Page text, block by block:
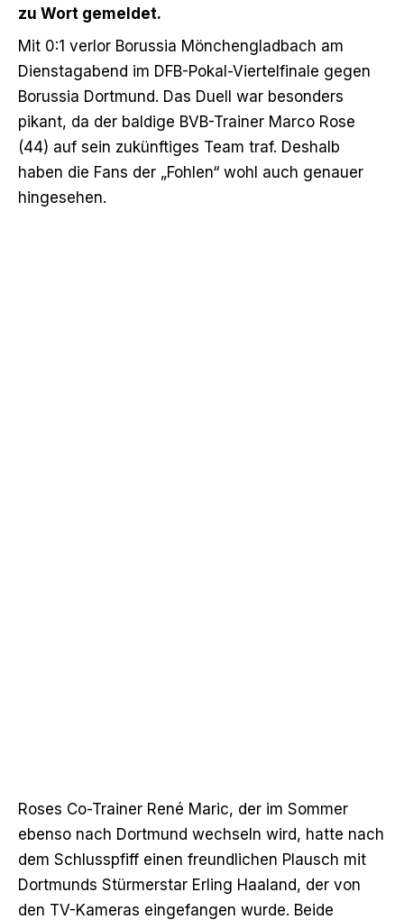
zu Wort gemeldet.
Mit 0:1 verlor Borussia Mönchengladbach am
Dienstagabend im DFB-Pokal-Viertelfinale gegen
Borussia Dortmund. Das Duell war besonders
pikant, da der baldige BVB-Trainer Marco Rose
(44) auf sein zukünftiges Team traf. Deshalb
haben die Fans der „Fohlen“ wohl auch genauer
hingesehen.
Roses Co-Trainer René Maric, der im Sommer
ebenso nach Dortmund wechseln wird, hatte nach
dem Schlusspfiff einen freundlichen Plausch mit
Dortmunds Stürmerstar Erling Haaland, der von
den TV-Kameras eingefangen wurde. Beide